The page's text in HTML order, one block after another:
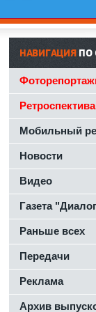
НАВИГАЦИЯПО
Ретроспектива
Мобильный
Новости
Видео
Газета
Раньше всех
Передачи
Реклама
Архив